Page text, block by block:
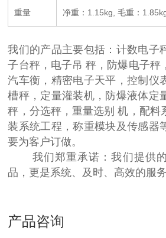
重量 净重：1.15kg, 毛重：
我们的产品主要包括：计数电子
子台秤，电子吊 秤，防爆电子秤
汽车衡，精密电子天平，控制仪
槽秤，定量灌装机，防爆液体定
秤，分选秤，重量选别 机，配料
装系统工程，称重模块及传感器
要为客户订做。
我们郑重承诺：我们提供的
品，更是系统、及时、高效的服务
产品咨询